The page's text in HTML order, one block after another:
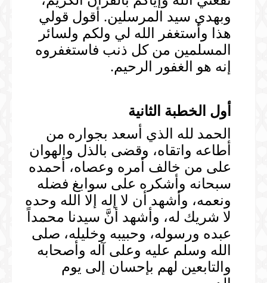
وبهدي سيد المرسلين. أقول قولي
هذا وأستغفر الله لي ولكم ولسائر
المسلمين من كل ذنب فاستغفروه
إنه هو الغفور الرحيم.
أول الخطبة الثانية
الحمد لله الذي أسعد بجواره من
أطاعه واتقاه، وقضى بالذل والهوان
على من خالف أمره وعصاه، أحمده
سبحانه وأشكره على سوابغ فضله
ونعمه، وأشهد أن لا إله إلا الله وحده
لا شريك له، وأشهد أنَّ سيدنا محمداً
عبده ورسوله، وحبيبه وخليله، صلى
الله وسلم عليه وعلى آله وأصحابه
والتابعين لهم بإحسان إلى يوم